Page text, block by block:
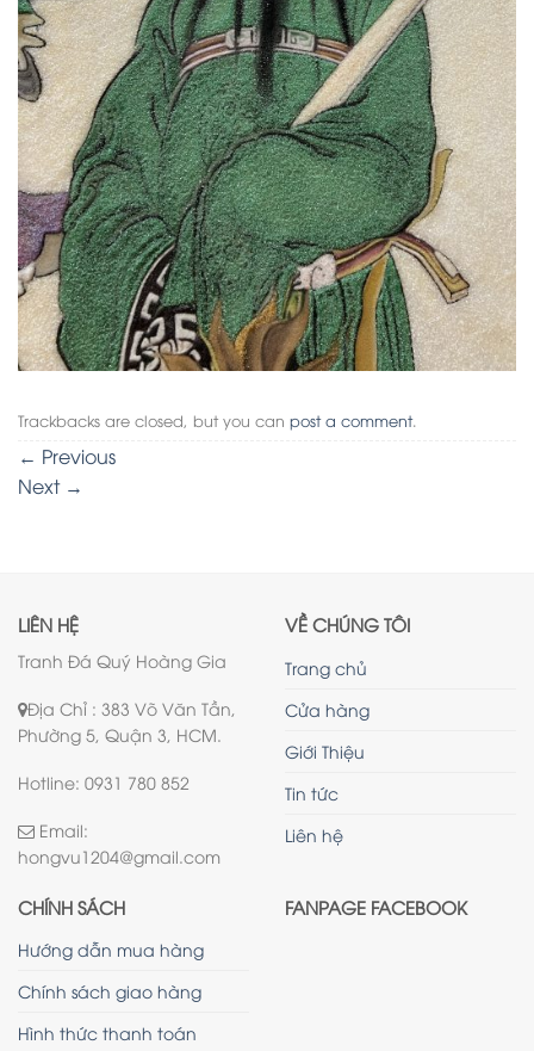
Trackbacks are closed, but you can post a comment.
← Previous
Next →
LIÊN HỆ
Tranh Đá Quý Hoàng Gia
Địa Chỉ : 383 Võ Văn Tần,
Phường 5, Quận 3, HCM.
Hotline: 0931 780 852
Email:
hongvu1204@gmail.com
VỀ CHÚNG TÔI
Trang chủ
Cửa hàng
Giới Thiệu
Tin tức
Liên hệ
CHÍNH SÁCH
Hướng dẫn mua hàng
Chính sách giao hàng
Hình thức thanh toán
FANPAGE FACEBOOK